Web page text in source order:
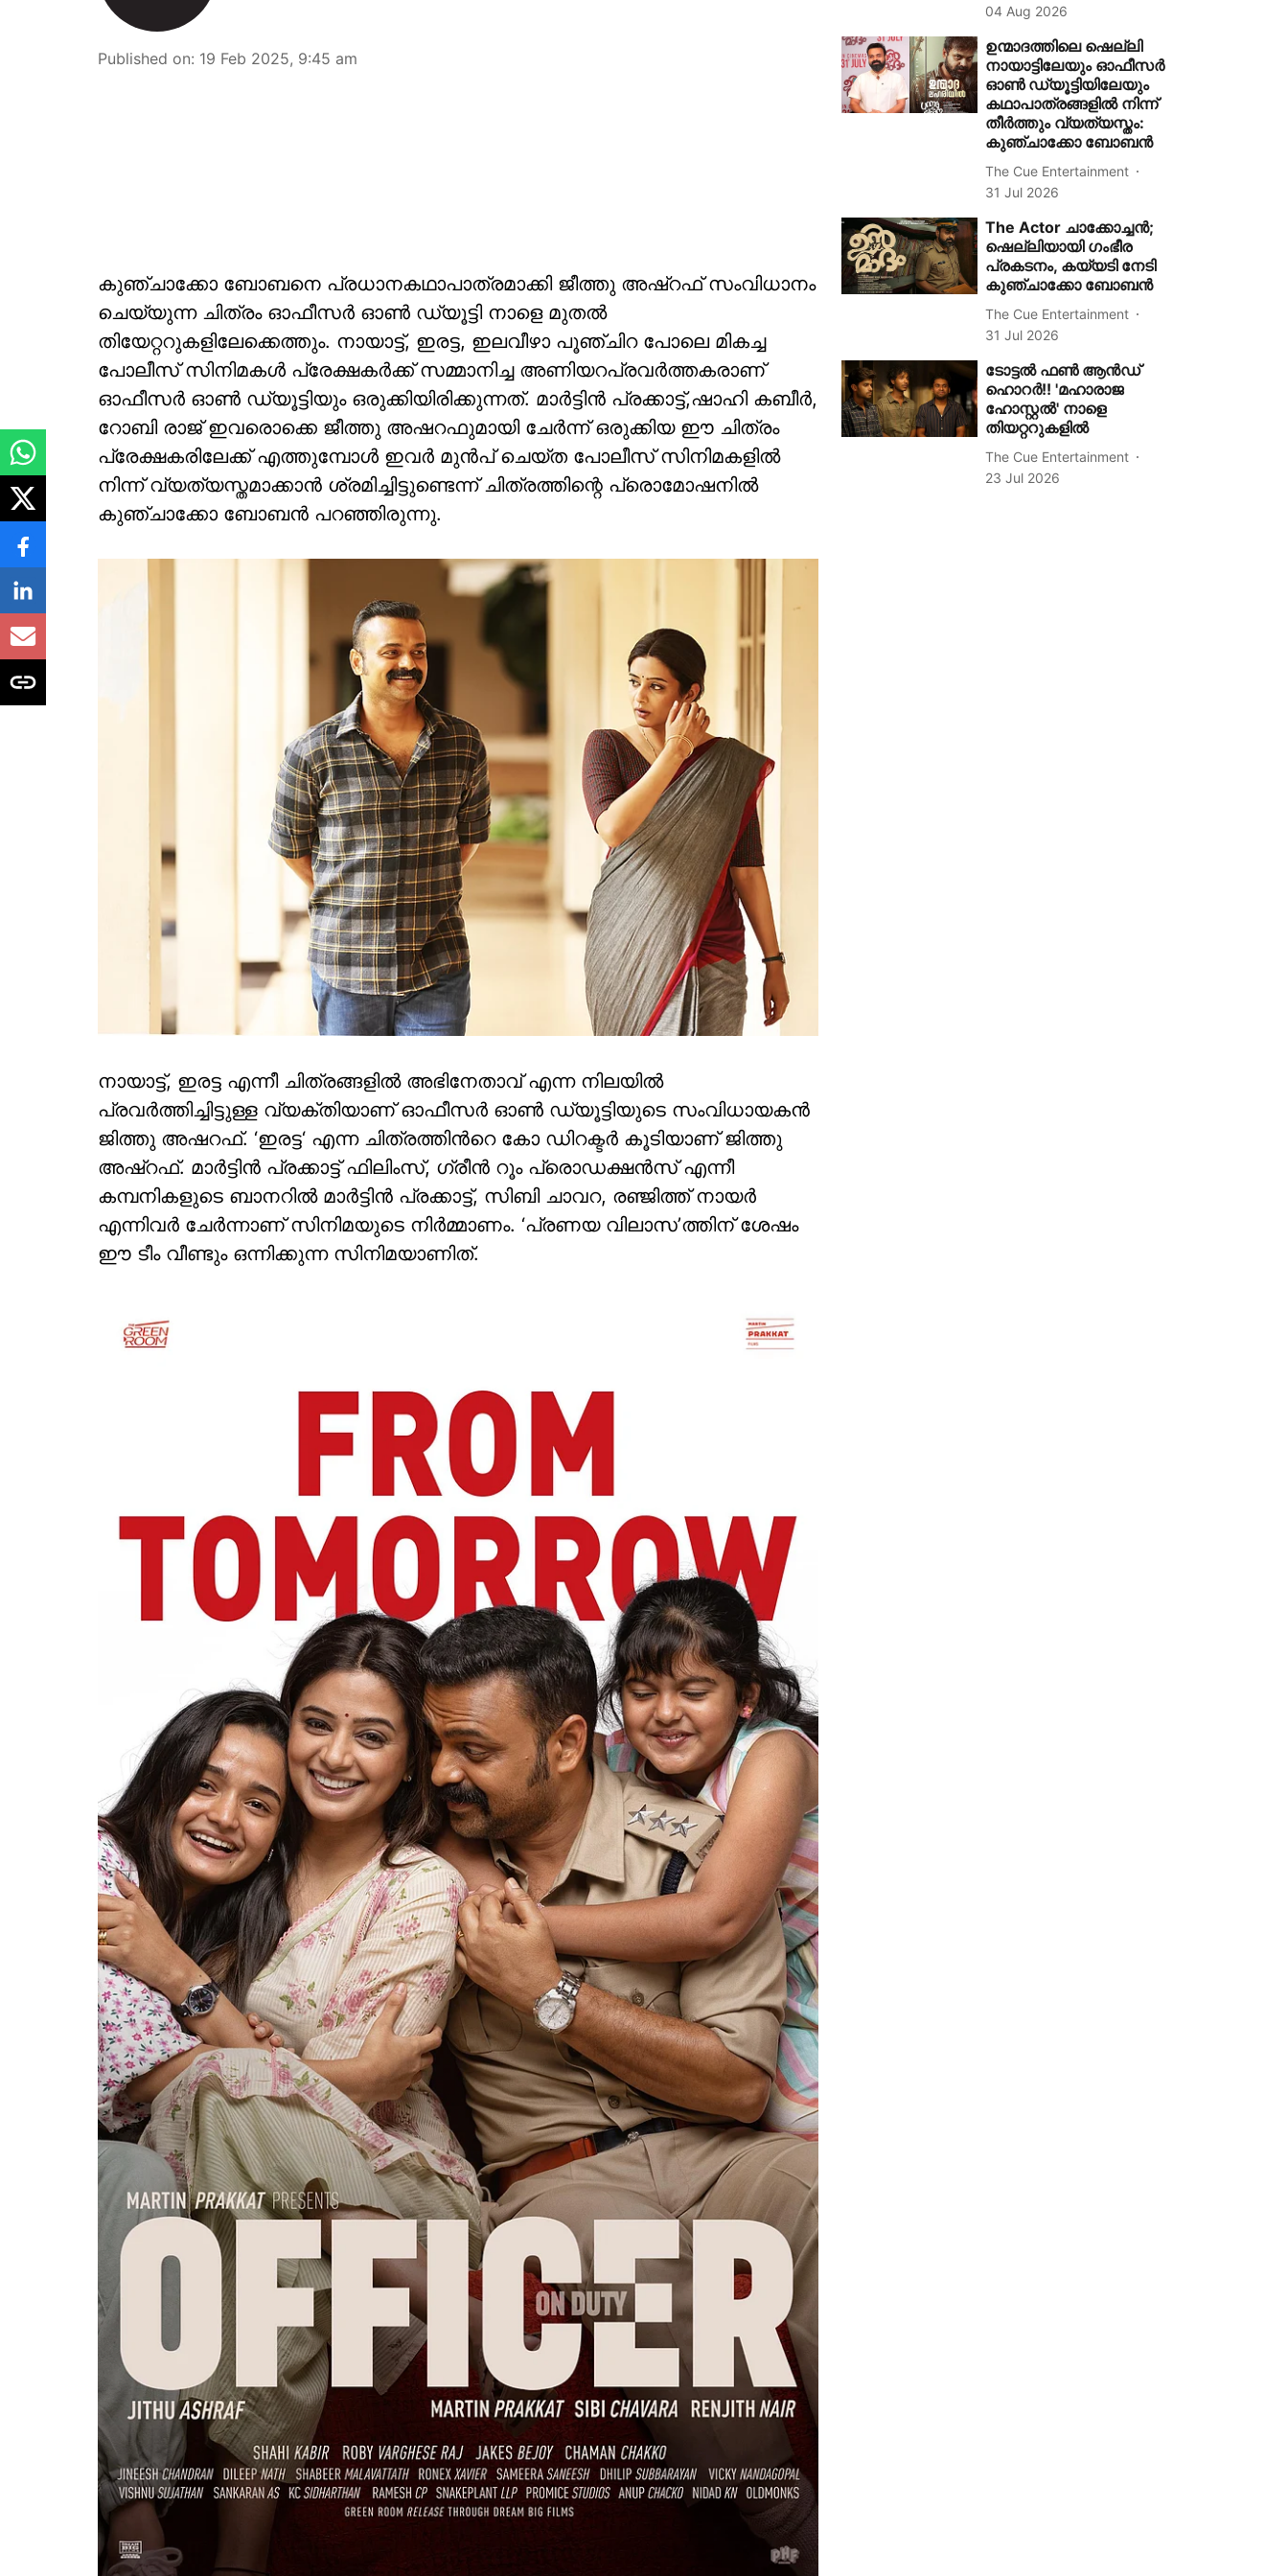
Published on: 19 Feb 2025, 9:45 am
കുഞ്ചാക്കോ ബോബനെ പ്രധാനകഥാപാത്രമാക്കി ജീത്തു അഷ്‌റഫ് സംവിധാനം
ചെയ്യുന്ന ചിത്രം ഓഫീസർ ഓൺ ഡ്യൂട്ടി നാളെ മുതൽ
തിയേറ്ററുകളിലേക്കെത്തും. നായാട്ട്, ഇരട്ട, ഇലവീഴാ പൂഞ്ചിറ പോലെ മികച്ച
പോലീസ് സിനിമകൾ പ്രേക്ഷകർക്ക് സമ്മാനിച്ച അണിയറപ്രവർത്തകരാണ്
ഓഫീസർ ഓൺ ഡ്യൂട്ടിയും ഒരുക്കിയിരിക്കുന്നത്. മാർട്ടിൻ പ്രക്കാട്ട്,ഷാഹി കബീർ,
റോബി രാജ് ഇവരൊക്കെ ജീത്തു അഷറഫുമായി ചേർന്ന് ഒരുക്കിയ ഈ ചിത്രം
പ്രേക്ഷകരിലേക്ക് എത്തുമ്പോൾ ഇവർ മുൻപ് ചെയ്ത പോലീസ് സിനിമകളിൽ
നിന്ന് വ്യത്യസ്തമാക്കാൻ ശ്രമിച്ചിട്ടുണ്ടെന്ന് ചിത്രത്തിന്റെ പ്രൊമോഷനിൽ
കുഞ്ചാക്കോ ബോബൻ പറഞ്ഞിരുന്നു.
നായാട്ട്, ഇരട്ട എന്നീ ചിത്രങ്ങളിൽ അഭിനേതാവ് എന്ന നിലയിൽ
പ്രവർത്തിച്ചിട്ടുള്ള വ്യക്തിയാണ് ഓഫീസർ ഓൺ ഡ്യൂട്ടിയുടെ സംവിധായകൻ
ജിത്തു അഷറഫ്. ‘ഇരട്ട‘ എന്ന ചിത്രത്തിന്‍റെ കോ ഡിറക്ടർ കൂടിയാണ് ജിത്തു
അഷ്‌റഫ്‌. മാർട്ടിൻ പ്രക്കാട്ട് ഫിലിംസ്, ഗ്രീൻ റൂം പ്രൊഡക്ഷൻസ് എന്നീ
കമ്പനികളുടെ ബാനറിൽ മാർട്ടിൻ പ്രക്കാട്ട്, സിബി ചാവറ, രഞ്ജിത്ത് നായർ
എന്നിവ‍‍ര്‍ ചേർന്നാണ് സിനിമയുടെ നിർമ്മാണം. ‘പ്രണയ വിലാസ’ത്തിന് ശേഷം
ഈ ടീം വീണ്ടും ഒന്നിക്കുന്ന സിനിമയാണിത്.
04 Aug 2026
ഉന്മാദത്തിലെ ഷെല്ലി
നായാട്ടിലേയും ഓഫീസർ
ഓൺ ഡ്യൂട്ടിയിലേയും
കഥാപാത്രങ്ങളിൽ നിന്ന്
തീർത്തും വ്യത്യസ്തം:
കുഞ്ചാക്കോ ബോബൻ
The Cue Entertainment
31 Jul 2026
The Actor ചാക്കോച്ചൻ;
ഷെല്ലിയായി ഗംഭീര
പ്രകടനം, കയ്യടി നേടി
കുഞ്ചാക്കോ ബോബൻ
The Cue Entertainment
31 Jul 2026
ടോട്ടൽ ഫൺ ആൻഡ്
ഹൊറർ!! 'മഹാരാജ
ഹോസ്റ്റൽ' നാളെ
തിയറ്ററുകളിൽ
The Cue Entertainment
23 Jul 2026